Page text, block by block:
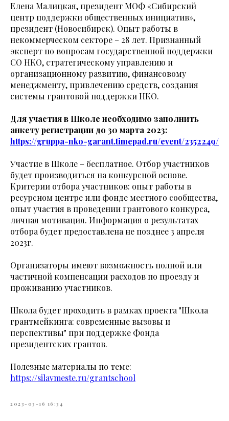
Елена Малицкая, президент МОФ «Сибирский
центр поддержки общественных инициатив»,
президент (Новосибирск). Опыт работы в
некоммерческом секторе – 28 лет. Признанный
эксперт по вопросам государственной поддержки
СО НКО, стратегическому управлению и
организационному развитию, финансовому
менеджменту, привлечению средств, создания
системы грантовой поддержки НКО.
Для участия в Школе необходимо заполнить
анкету регистрации до 30 марта 2023:
https://gruppa-nko-garant.timepad.ru/event/2352249/
Участие в Школе – бесплатное. Отбор участников
будет производиться на конкурсной основе.
Критерии отбора участников: опыт работы в
ресурсном центре или фонде местного сообщества,
опыт участия в проведении грантового конкурса,
личная мотивация. Информация о результатах
отбора будет предоставлена не позднее 3 апреля
2023г.
Организаторы имеют возможность полной или
частичной компенсации расходов по проезду и
проживанию участников.
Школа будет проходить в рамках проекта "Школа
грантмейкинга: современные вызовы и
перспективы" при поддержке Фонда
президентских грантов.
Полезные материалы по теме:
https://silavmeste.ru/grantschool
2023-03-16 16:34